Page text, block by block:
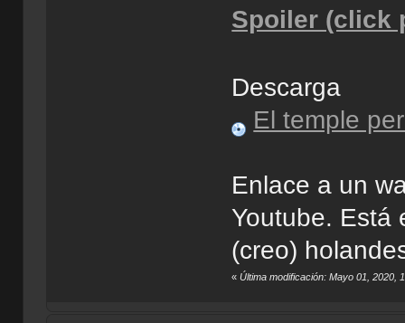
Spoiler (click
Descarga
El temple
Enlace a un
Youtube. Está
(creo)
«Última modificación: Mayo 01, 2020,